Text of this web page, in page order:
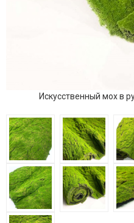
Искусственный мох в